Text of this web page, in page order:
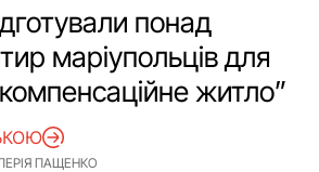
Війна
Освіта
Медицина
понад
маріупольців для
житло”
ПАЩЕНКО